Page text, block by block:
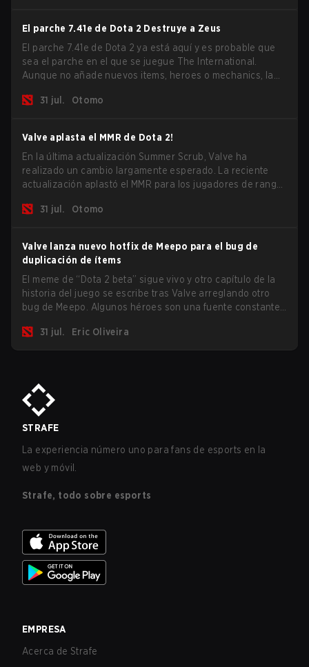
El parche 7.41e de Dota 2 Destruye a Zeus
El parche 7.41e de Dota 2 ya está aquí y es probable que
sea el parche en el que se juegue The International.
Aunque no añade nuevos items, heroes o mechanics, la
los mayores problemas del juego.
31 jul. Otomo
Valve aplasta el MMR de Dota 2!
En la última actualización Summer Scrub, Valve ha
realizado un cambio largamente esperado. La reciente
actualización aplastó el MMR para los jugadores de rango
31 jul.
Otomo
Valve lanza nuevo hotfix de Meepo para el bug de
duplicación de ítems
El meme de “Dota 2 beta” sigue vivo y otro capítulo de la
historia del juego se escribe tras Valve arreglando otro
bug de Meepo. Algunos héroes son una fuente constante
son los más afectados por estos problemas.
31 jul. Eric Oliveira
STRAFE
La experiencia número uno para fans de esports en la
web y móvil.
Strafe, todo sobre esports
EMPRESA
Acerca de Strafe